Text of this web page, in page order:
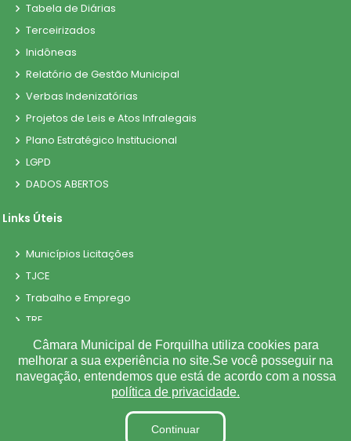
Tabela de Diárias
Terceirizados
Inidôneas
Relatório de Gestão Municipal
Verbas Indenizatórias
Projetos de Leis e Atos Infralegais
Plano Estratégico Institucional
LGPD
DADOS ABERTOS
Links Úteis
Municípios Licitações
TJCE
Trabalho e Emprego
TRE
TCE
Plugwin Sistemas. Todos os direitos reservados.
Câmara Municipal de Forquilha utiliza cookies para
melhorar a sua experiência no site.Se você posseguir na
navegação, entendemos que está de acordo com a nossa
política de privacidade.
Continuar